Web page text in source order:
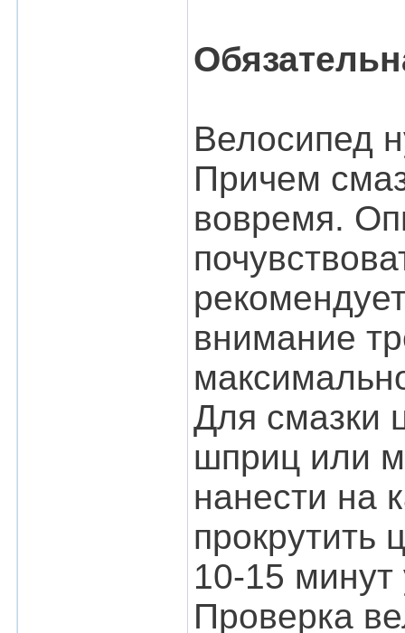
Велосипед
Причем
вовремя.
внимание
Для смазки
шприц или
нанести на
прокрутить
10-15
Проверка